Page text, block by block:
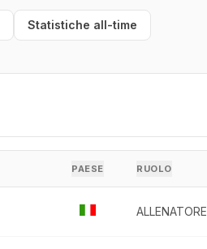
Statistiche all-time
PAESE RUOLO
ALLENATORE